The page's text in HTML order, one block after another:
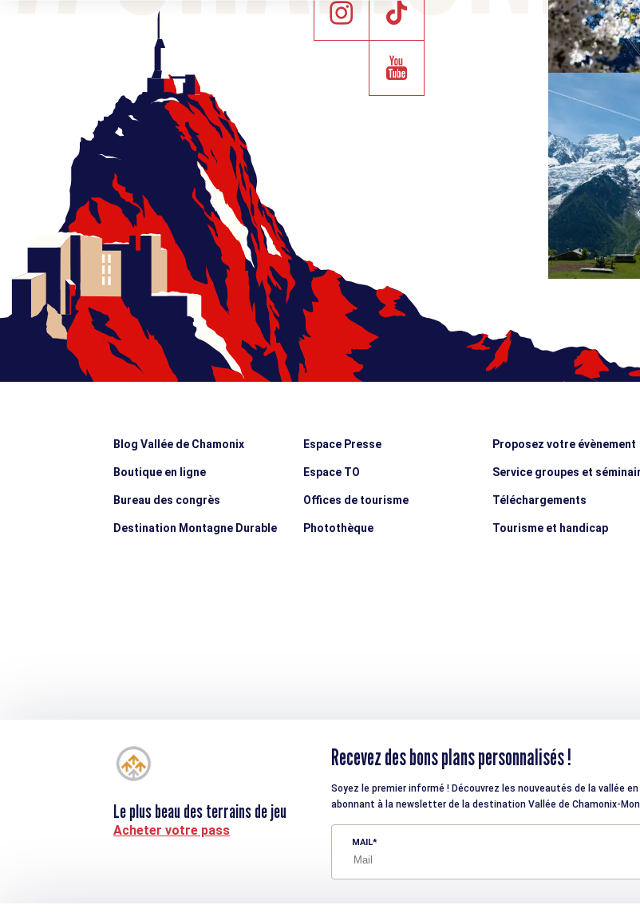
Blog Vallée de Chamonix
Boutique en ligne
Bureau des congrès
Destination Montagne Durable
Espace Presse
Espace TO
Offices de tourisme
Photothèque
Proposez votre évènement
Service groupes et
Téléchargements
Tourisme et handicap
Le plus beau des terrains de jeu
Acheter votre pass
Recevez des bons plans personnalisés !
Soyez le premier informé ! Découvrez les nouveautés de la vallée
abonnant à la newsletter de la destination Vallée de Chamonix-
MAIL